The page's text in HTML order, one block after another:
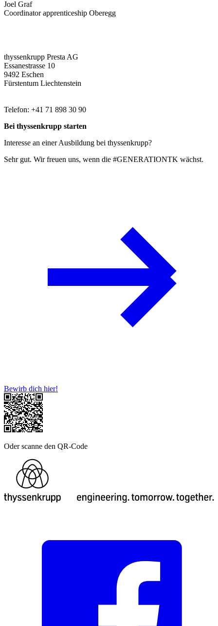
Joel Graf
Coordinator apprenticeship Oberegg
thyssenkrupp Presta AG
Essanestrasse 10
9492 Eschen
Fürstentum Liechtenstein
Telefon: +41 71 898 30 90
Bei thyssenkrupp starten
Interesse an einer Ausbildung bei thyssenkrupp?
Sehr gut. Wir freuen uns, wenn die #GENERATIONTK wächst.
Bewirb dich hier!
Oder scanne den QR-Code